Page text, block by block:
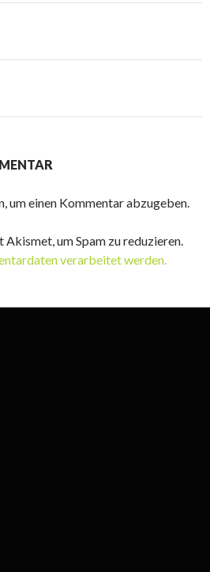
um einen Kommentar abzugeben.
um Spam zu reduzieren.
verarbeitet werden.